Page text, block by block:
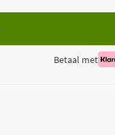
Betaal met